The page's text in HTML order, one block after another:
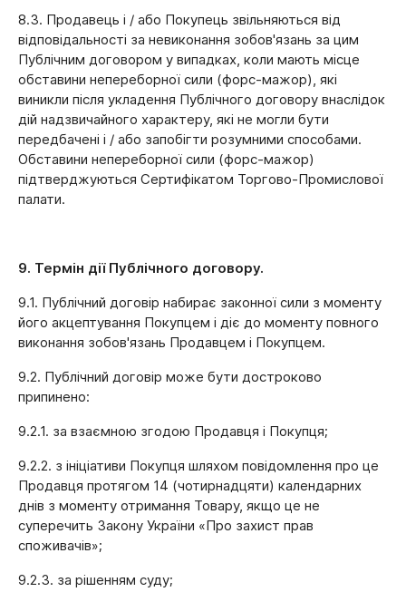
8.3. Продавець і / або Покупець звільняються від
відповідальності за невиконання зобов'язань за цим
Публічним договором у випадках, коли мають місце
обставини непереборної сили (форс-мажор), які
виникли після укладення Публічного договору внаслідок
дій надзвичайного характеру, які не могли бути
передбачені і / або запобігти розумними способами.
Обставини непереборної сили (форс-мажор)
підтверджуються Сертифікатом Торгово-Промислової
палати.
9. Термін дії Публічного договору.
9.1. Публічний договір набирає законної сили з моменту
його акцептування Покупцем і діє до моменту повного
виконання зобов'язань Продавцем і Покупцем.
9.2. Публічний договір може бути достроково
припинено:
9.2.1. за взаємною згодою Продавця і Покупця;
9.2.2. з ініціативи Покупця шляхом повідомлення про це
Продавця протягом 14 (чотирнадцяти) календарних
днів з моменту отримання Товару, якщо це не
суперечить Закону України «Про захист прав
споживачів»;
9.2.3. за рішенням суду;